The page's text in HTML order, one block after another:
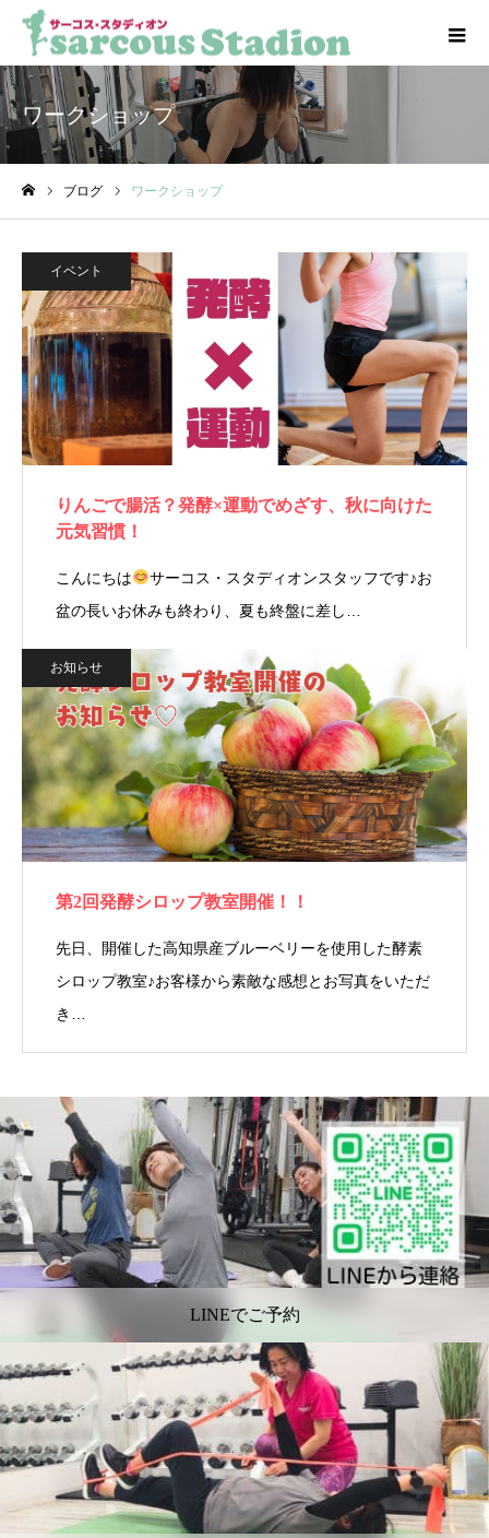
ワークショップ
ブログ ワークショップ
イベント
りんごで腸活？発酵×運動でめざす、秋に向けた
元気習慣！
こんにちは
サーコス・スタディオンスタッフです♪お
盆の長いお休みも終わり、夏も終盤に差し…
お知らせ
第2回発酵シロップ教室開催！！
先日、開催した高知県産ブルーベリーを使用した酵素
シロップ教室♪お客様から素敵な感想とお写真をいただ
き…
LINEでご予約